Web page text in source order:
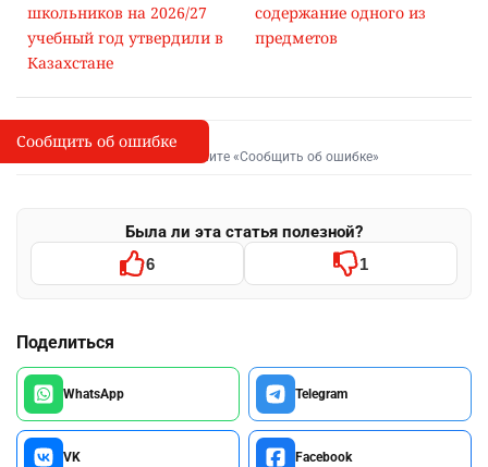
школьников на 2026/27
учебный год утвердили в
Казахстане
содержание одного из
предметов
I
Сообщить об опечатке
Выделите фрагмент и нажмите «Сообщить об ошибке»
Была ли эта статья полезной?
6 1
Поделиться
WhatsApp Telegram
VK Facebook
Сообщить об ошибке